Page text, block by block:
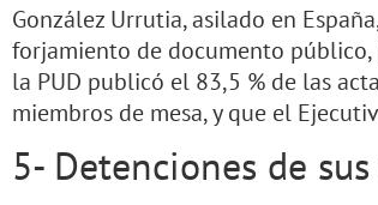
González Urrutia, asilado en
forjamiento de documento
la PUD publicó el 83,5 % de las
miembros de mesa, y que el
5- Detenciones de